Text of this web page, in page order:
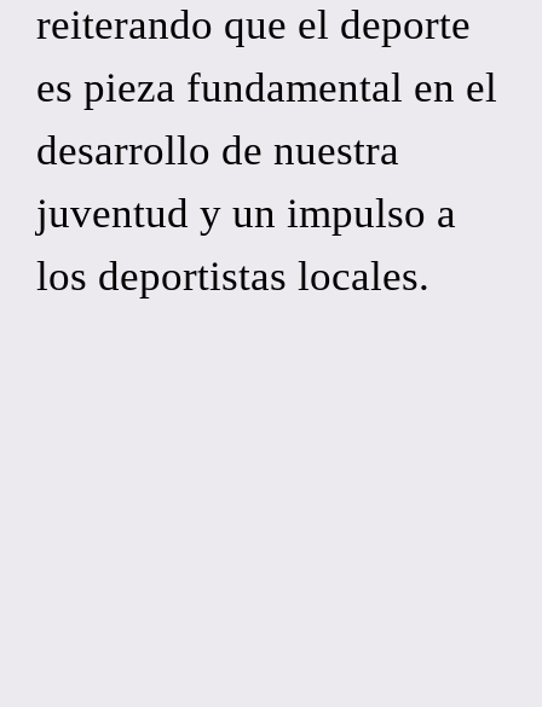
reiterando que el deporte
es pieza fundamental en el
desarrollo de nuestra
juventud y un impulso a
los deportistas locales.